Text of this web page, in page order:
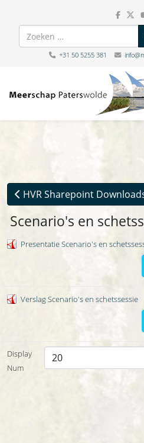
Zoeken
+31 50 5255 381
HVR Sharepoint
Scenario's en
Presentatie Scenario's en
Verslag Scenario's en schetssessie
Display
Num